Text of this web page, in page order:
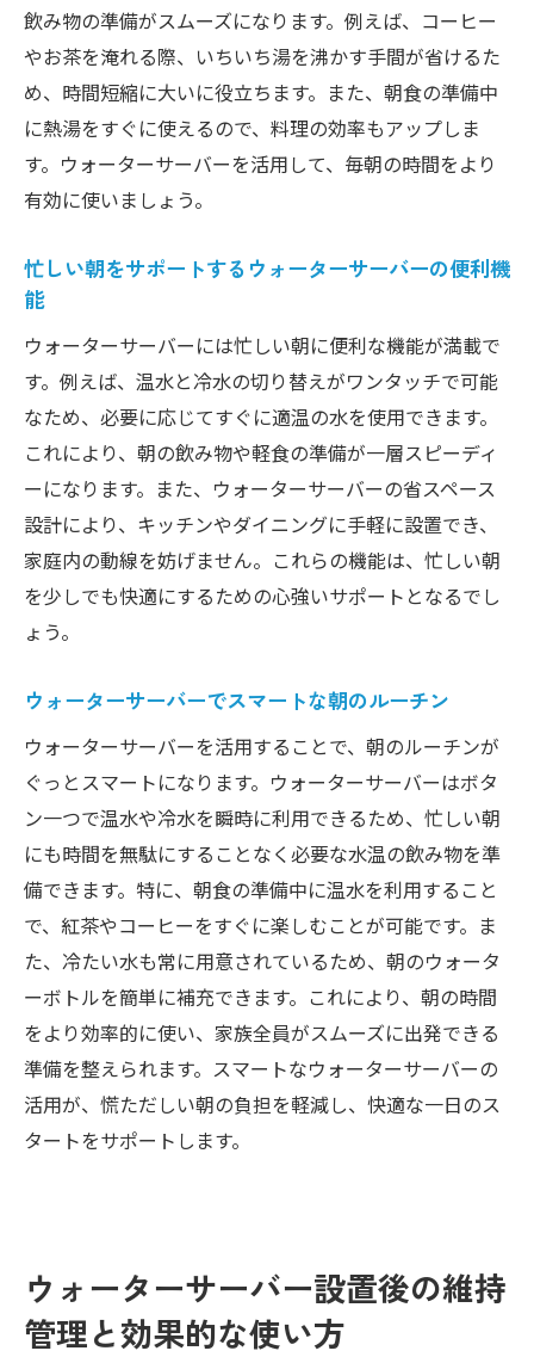
飲み物の準備がスムーズになります。例えば、コーヒー
やお茶を淹れる際、いちいち湯を沸かす手間が省けるた
め、時間短縮に大いに役立ちます。また、朝食の準備中
に熱湯をすぐに使えるので、料理の効率もアップしま
す。ウォーターサーバーを活用して、毎朝の時間をより
有効に使いましょう。
忙しい朝をサポートするウォーターサーバーの便利機
能
ウォーターサーバーには忙しい朝に便利な機能が満載で
す。例えば、温水と冷水の切り替えがワンタッチで可能
なため、必要に応じてすぐに適温の水を使用できます。
これにより、朝の飲み物や軽食の準備が一層スピーディ
ーになります。また、ウォーターサーバーの省スペース
設計により、キッチンやダイニングに手軽に設置でき、
家庭内の動線を妨げません。これらの機能は、忙しい朝
を少しでも快適にするための心強いサポートとなるでし
ょう。
ウォーターサーバーでスマートな朝のルーチン
ウォーターサーバーを活用することで、朝のルーチンが
ぐっとスマートになります。ウォーターサーバーはボタ
ン一つで温水や冷水を瞬時に利用できるため、忙しい朝
にも時間を無駄にすることなく必要な水温の飲み物を準
備できます。特に、朝食の準備中に温水を利用すること
で、紅茶やコーヒーをすぐに楽しむことが可能です。ま
た、冷たい水も常に用意されているため、朝のウォータ
ーボトルを簡単に補充できます。これにより、朝の時間
をより効率的に使い、家族全員がスムーズに出発できる
準備を整えられます。スマートなウォーターサーバーの
活用が、慌ただしい朝の負担を軽減し、快適な一日のス
タートをサポートします。
ウォーターサーバー設置後の維持
管理と効果的な使い方